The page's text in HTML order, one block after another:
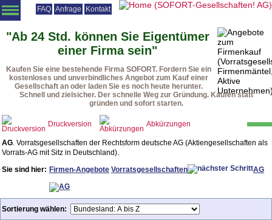
FAQ Anfrage Kontakt
Angebotsliste Vorratsgesellschaften Firmenmäntel Beteiligungen
Vorgehensweise Rechtsformen Downloads
Startseite
"Ab 24 Std. können Sie Eigentümer
einer Firma sein"
Kaufen Sie eine bestehende Firma SOFORT. Fordern Sie ein
kostenloses und unverbindliches Angebot zum Kauf einer
Gesellschaft an oder laden Sie es noch heute herunter.
Schnell und zielsicher. Der schnelle Weg zur Gründung. Kaufen statt
gründen und sofort starten.
Druckversion Abkürzungen
AG. Vorratsgesellschaften der Rechtsform deutsche AG (Aktiengesellschaften als
Vorrats-AG mit Sitz in Deutschland).
Sie sind hier: Firmen-Angebote Vorratsgesellschaften AG
Sortierung wählen: